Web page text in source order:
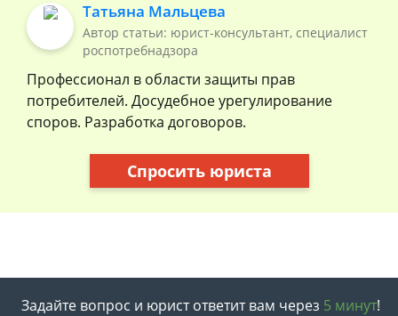
Татьяна Мальцева
Автор статьи: юрист-консультант, специалист
роспотребнадзора
Профессионал в области защиты прав
потребителей. Досудебное урегулирование
споров. Разработка договоров.
Спросить юриста
Задайте вопрос и юрист ответит вам через 5 минут!